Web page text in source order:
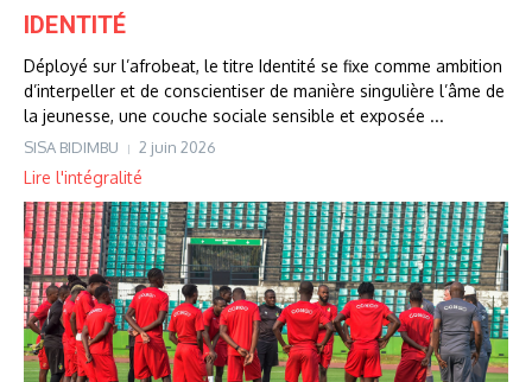
IDENTITÉ
Déployé sur l’afrobeat, le titre Identité se fixe comme ambition
d’interpeller et de conscientiser de manière singulière l’âme de
la jeunesse, une couche sociale sensible et exposée ...
SISA BIDIMBU 2 juin 2026
Lire l'intégralité